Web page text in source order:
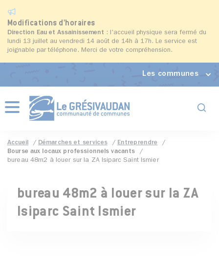
Modifications d'horaires
Direction Eau et Assainissement : l'accueil physique sera fermé du
lundi 13 juillet au vendredi 14 août de 14h à 17h. Le service est
joignable par téléphone. Merci de votre compréhension.
Les communes
Menu
Accueil Démarches et services
Entreprendre
Bourse aux locaux professionnels vacants
bureau 48m2 à louer sur la ZA Isiparc Saint Ismier
bureau 48m2 à louer sur la ZA
Isiparc Saint Ismier